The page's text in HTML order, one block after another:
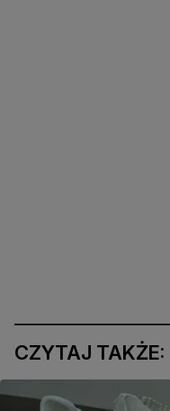
CZYTAJ TAKŻE: